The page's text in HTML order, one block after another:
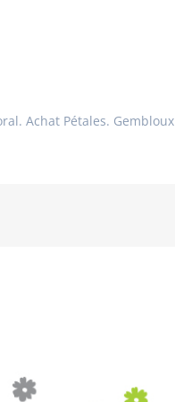
Achat Pétales. Gembloux